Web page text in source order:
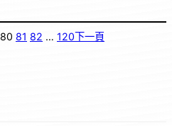
80 81 82 … 120下一頁